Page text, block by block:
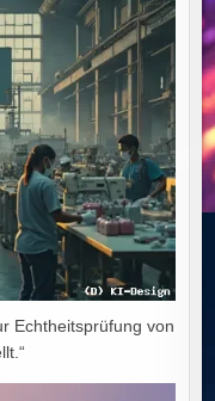
Echtheitsprüfung von